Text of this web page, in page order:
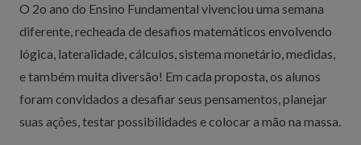
O 2o ano do Ensino Fundamental vivenciou uma semana
diferente, recheada de desafios matemáticos envolvendo
lógica, lateralidade, cálculos, sistema monetário, medidas,
e também muita diversão! Em cada proposta, os alunos
foram convidados a desafiar seus pensamentos, planejar
suas ações, testar possibilidades e colocar a mão na massa.